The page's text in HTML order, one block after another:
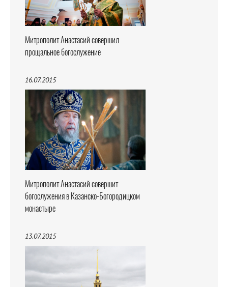
Митрополит Анастасий совершил
прощальное богослужение
16.07.2015
Митрополит Анастасий совершит
богослужения в Казанско-Богородицком
монастыре
13.07.2015